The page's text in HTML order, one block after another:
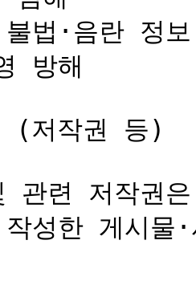
법·음란 정
방해
(저작권 등)
련 저작권
성한 게시물